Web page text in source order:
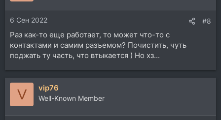
6 Сен 2022 #8
Раз как-то еще работает, то может что-то с
контактами и самим разъемом? Почистить, чуть
поджать ту часть, что втыкается ) Но хз...
V vip76
Well-Known Member